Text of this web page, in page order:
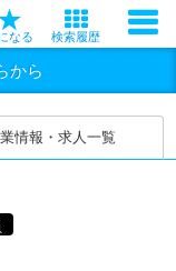
なる 検索履歴
から
情報・求人一覧